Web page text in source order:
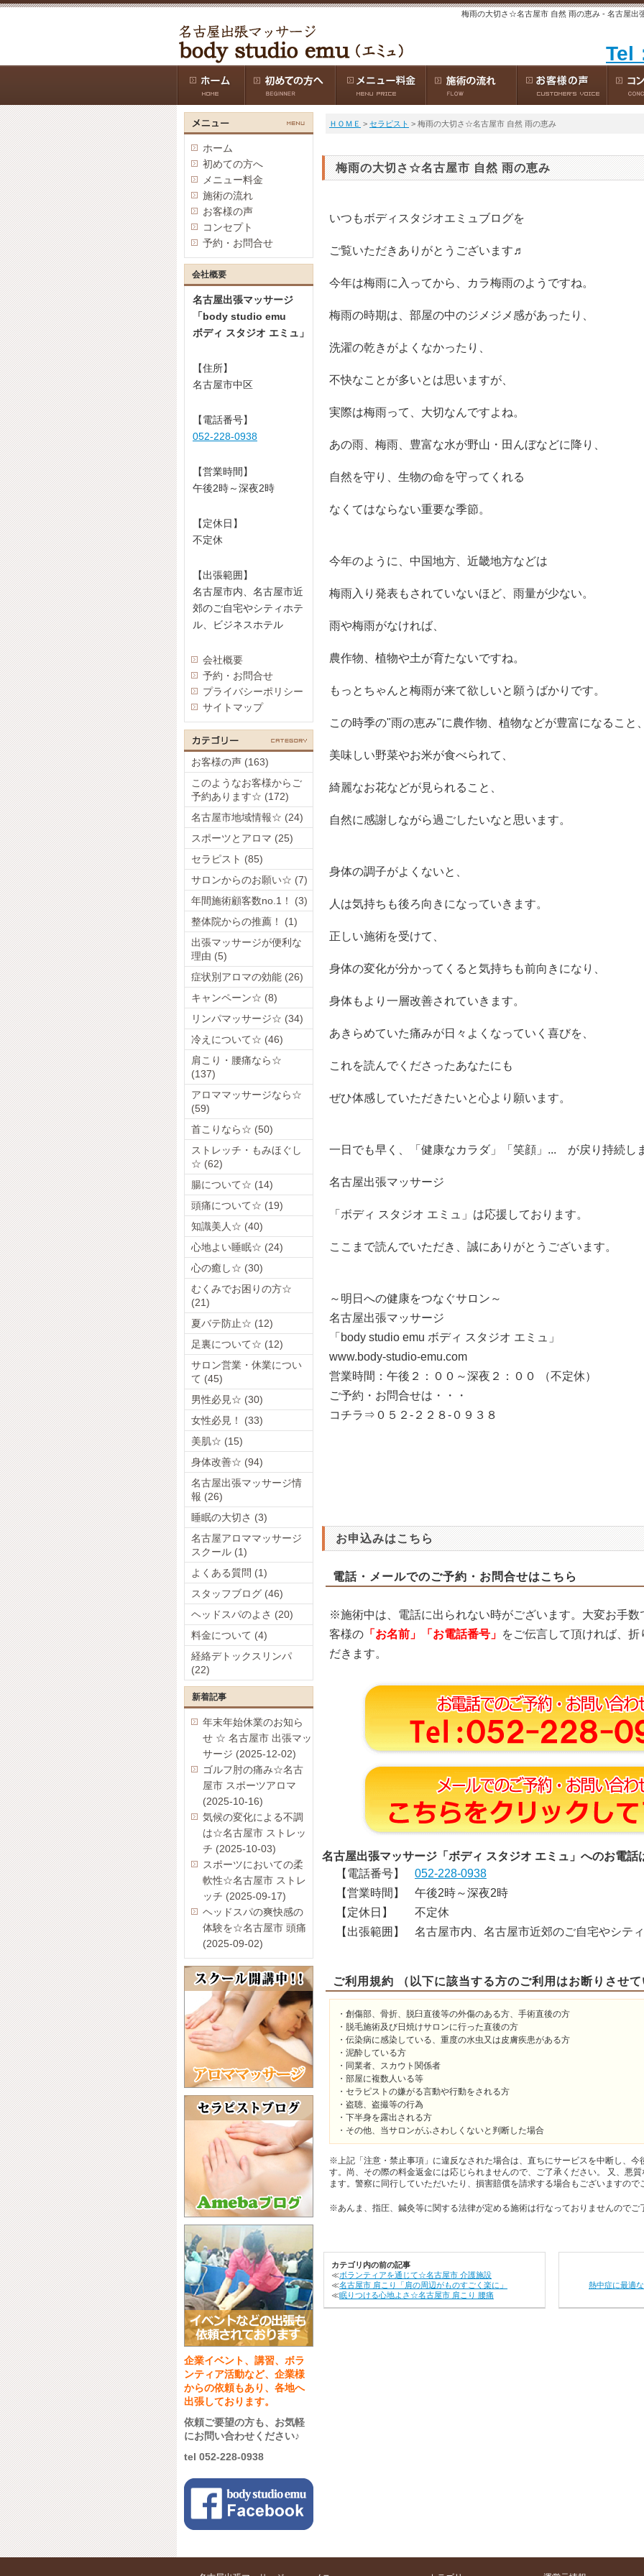
梅雨の大切さ☆名古屋市 自然 雨の恵み - 名古屋出
Tel
ＨＯＭＥ > セラピスト > 梅雨の大切さ☆名古屋市 自然 雨の恵み
梅雨の大切さ☆名古屋市 自然 雨の恵み
いつもボディスタジオエミュブログを
ご覧いただきありがとうございます♬
今年は梅雨に入ってから、カラ梅雨のようですね。
梅雨の時期は、部屋の中のジメジメ感があったり、
洗濯の乾きがよくなかったり、
不快なことが多いとは思いますが、
実際は梅雨って、大切なんですよね。
あの雨、梅雨、豊富な水が野山・田んぼなどに降り、
自然を守り、生物の命を守ってくれる
なくてはならない重要な季節。
今年のように、中国地方、近畿地方などは
梅雨入り発表もされていないほど、雨量が少ない。
雨や梅雨がなければ、
農作物、植物や土が育たないですね。
もっとちゃんと梅雨が来て欲しいと願うばかりです。
この時季の"雨の恵み"に農作物、植物などが豊富になること
美味しい野菜やお米が食べられて、
綺麗なお花などが見られること、
自然に感謝しながら過ごしたいなと思います。
身体の調子がよくないと、
人は気持ちも後ろ向きになっていきます。
正しい施術を受けて、
身体の変化が分かってくると気持ちも前向きになり、
身体もより一層改善されていきます。
あきらめていた痛みが日々よくなっていく喜びを、
これを読んでくださったあなたにも
ぜひ体感していただきたいと心より願います。
一日でも早く、「健康なカラダ」「笑顔」... が戻り持続し
名古屋出張マッサージ
「ボディ スタジオ エミュ」は応援しております。
ここまで読んでいただき、誠にありがとうございます。
～明日への健康をつなぐサロン～
名古屋出張マッサージ
「body studio emu ボディ スタジオ エミュ」
www.body-studio-emu.com
営業時間：午後２：００～深夜２：００ （不定休）
ご予約・お問合せは・・・
コチラ⇒０５２-２２８-０９３８
お申込みはこちら
電話・メールでのご予約・お問合せはこちら
※施術中は、電話に出られない時がございます。大変お手数
客様の 「お名前」「お電話番号」 をご伝言して頂ければ、
だきます。
名古屋出張マッサージ「ボディ スタジオ エミュ」へのお電話
【電話番号】
052-228-0938
【営業時間】
午後2時～深夜2時
【定休日】
不定休
【出張範囲】
名古屋市内、名古屋市近郊のご自宅やシテ
ご利用規約 （以下に該当する方のご利用はお断りさせ
・創傷部、骨折、脱臼直後等の外傷のある方、手術直後の方
・脱毛施術及び日焼けサロンに行った直後の方
・伝染病に感染している、重度の水虫又は皮膚疾患がある方
・泥酔している方
・同業者、スカウト関係者
・部屋に複数人いる等
・セラピストの嫌がる言動や行動をされる方
・盗聴、盗撮等の行為
・下半身を露出される方
・その他、当サロンがふさわしくないと判断した場合
※上記「注意・禁止事項」に違反なされた場合は、直ちにサービスを中断し、今
す。尚、その際の料金返金には応じられませんので、ご了承ください。 又、悪
ます。警察に同行していただいたり、損害賠償を請求する場合もございますので
※あんま、指圧、鍼灸等に関する法律が定める施術は行なっておりませんのでご
カテゴリ内の前の記事
≪ボランティアを通じて☆名古屋市 介護施設
≪名古屋市 肩こり「肩の周辺がものすごく楽に」
≪眠りつける心地よさ☆名古屋市 肩こり 腰痛
熱中症に最適
ホーム
初めての方へ
メニュー料金
施術の流れ
お客様の声
コンセプト
予約・お問合せ
会社概要
名古屋出張マッサージ
「body studio emu
ボディ スタジオ エミュ」
【住所】
名古屋市中区
【電話番号】
052-228-0938
【営業時間】
午後2時～深夜2時
【定休日】
不定休
【出張範囲】
名古屋市内、名古屋市近
郊のご自宅やシティホテ
ル、ビジネスホテル
会社概要
予約・お問合せ
プライバシーポリシー
サイトマップ
お客様の声 (163)
このようなお客様からご
予約あります☆ (172)
名古屋市地域情報☆ (24)
スポーツとアロマ (25)
セラピスト (85)
サロンからのお願い☆ (7)
年間施術顧客数no.1！ (3)
整体院からの推薦！ (1)
出張マッサージが便利な
理由 (5)
症状別アロマの効能 (26)
キャンペーン☆ (8)
リンパマッサージ☆ (34)
冷えについて☆ (46)
肩こり・腰痛なら☆
(137)
アロママッサージなら☆
(59)
首こりなら☆ (50)
ストレッチ・もみほぐし
☆ (62)
腸について☆ (14)
頭痛について☆ (19)
知識美人☆ (40)
心地よい睡眠☆ (24)
心の癒し☆ (30)
むくみでお困りの方☆
(21)
夏バテ防止☆ (12)
足裏について☆ (12)
サロン営業・休業につい
て (45)
男性必見☆ (30)
女性必見！ (33)
美肌☆ (15)
身体改善☆ (94)
名古屋出張マッサージ情
報 (26)
睡眠の大切さ (3)
名古屋アロママッサージ
スクール (1)
よくある質問 (1)
スタッフブログ (46)
ヘッドスパのよさ (20)
料金について (4)
経絡デトックスリンパ
(22)
新着記事
年末年始休業のお知ら
せ ☆ 名古屋市 出張マッ
サージ (2025-12-02)
ゴルフ肘の痛み☆名古
屋市 スポーツアロマ
(2025-10-16)
気候の変化による不調
は☆名古屋市 ストレッ
チ (2025-10-03)
スポーツにおいての柔
軟性☆名古屋市 ストレ
ッチ (2025-09-17)
ヘッドスパの爽快感の
体験を☆名古屋市 頭痛
(2025-09-02)
企業イベント、講習、ボラ
ンティア活動など、企業様
からの依頼もあり、各地へ
出張しております。
依頼ご要望の方も、お気軽
にお問い合わせください♪
tel 052-228-0938